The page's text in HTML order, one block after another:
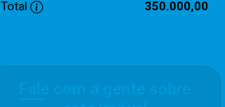
Total 350.000,00